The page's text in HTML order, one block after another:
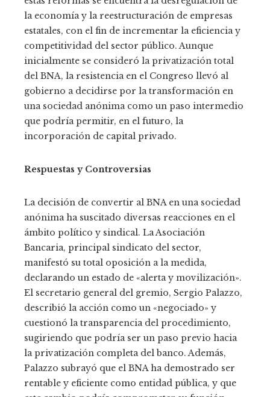
la economía y la reestructuración de empresas
estatales, con el fin de incrementar la eficiencia y
competitividad del sector público. Aunque
inicialmente se consideró la privatización total
del BNA, la resistencia en el Congreso llevó al
gobierno a decidirse por la transformación en
una sociedad anónima como un paso intermedio
que podría permitir, en el futuro, la
incorporación de capital privado.
Respuestas y Controversias
La decisión de convertir al BNA en una sociedad
anónima ha suscitado diversas reacciones en el
ámbito político y sindical. La Asociación
Bancaria, principal sindicato del sector,
manifestó su total oposición a la medida,
declarando un estado de «alerta y movilización».
El secretario general del gremio, Sergio Palazzo,
describió la acción como un «negociado» y
cuestionó la transparencia del procedimiento,
sugiriendo que podría ser un paso previo hacia
la privatización completa del banco. Además,
Palazzo subrayó que el BNA ha demostrado ser
rentable y eficiente como entidad pública, y que